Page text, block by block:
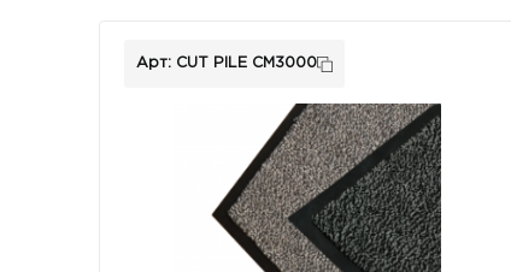
Арт: CUT PILE CM3000